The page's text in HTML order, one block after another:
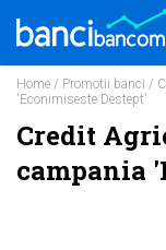
Home / Promotii banci /
'Econimiseste Destept'
Credit
campania